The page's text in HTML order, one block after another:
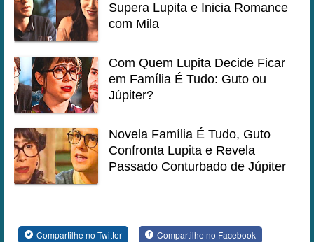
Supera Lupita e Inicia Romance
com Mila
Com Quem Lupita Decide Ficar
em Família É Tudo: Guto ou
Júpiter?
Novela Família É Tudo, Guto
Confronta Lupita e Revela
Passado Conturbado de Júpiter
Compartilhe no Twitter Compartilhe no Facebook